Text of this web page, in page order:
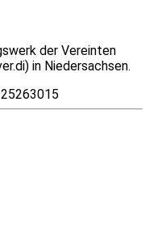
der Vereinten
in Niedersachsen.
25263015